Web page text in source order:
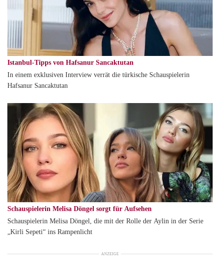
Istanbul-Tipps von Hafsanur Sancaktutan
In einem exklusiven Interview verrät die türkische Schauspielerin
Hafsanur Sancaktutan
Schauspielerin Melisa Döngel sorgt für Aufsehen
Schauspielerin Melisa Döngel, die mit der Rolle der Aylin in der Serie
„Kirli Sepeti“ ins Rampenlicht
ANZEIGE